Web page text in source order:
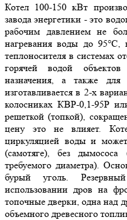
Котел 100-150 кВт
завода энергетики - это
рабочим давлением не
нагревания воды до 95°С,
теплоносителя в системах
горячей водой
назначения, а также для
изготавливается в 2-х
колосниках КВР-0,1-95Р
решеткой (топкой),
цену это не влияет.
циркуляцией воды и может
(самотяге), без
требуемого диаметра).
бурый уголь.
использовании дров на
топочные дверки, одна над
объемного древесного